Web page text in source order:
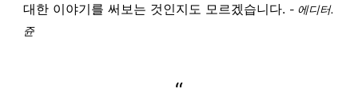
대한 이야기를 써보는 것인지도 모르겠습니다. - 에디터.
쥰
“